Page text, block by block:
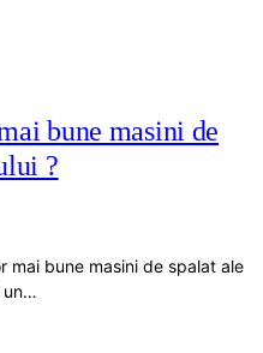
bune masini de
?
mai bune masini de spalat ale
un…